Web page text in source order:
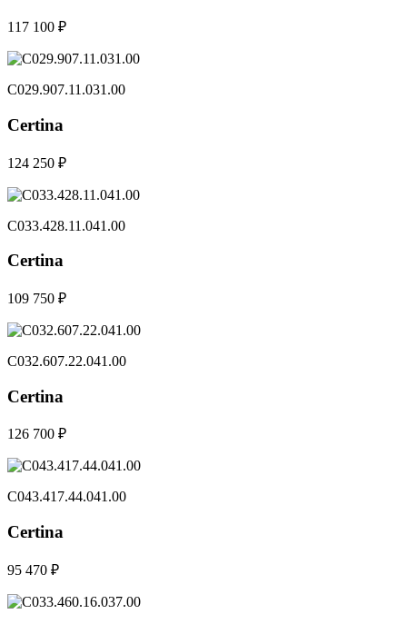
117 100 ₽
C029.907.11.031.00
Certina
124 250 ₽
C033.428.11.041.00
Certina
109 750 ₽
C032.607.22.041.00
Certina
126 700 ₽
C043.417.44.041.00
Certina
95 470 ₽